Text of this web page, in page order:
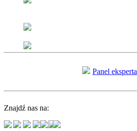
Panel eksperta
Znajdź nas na: